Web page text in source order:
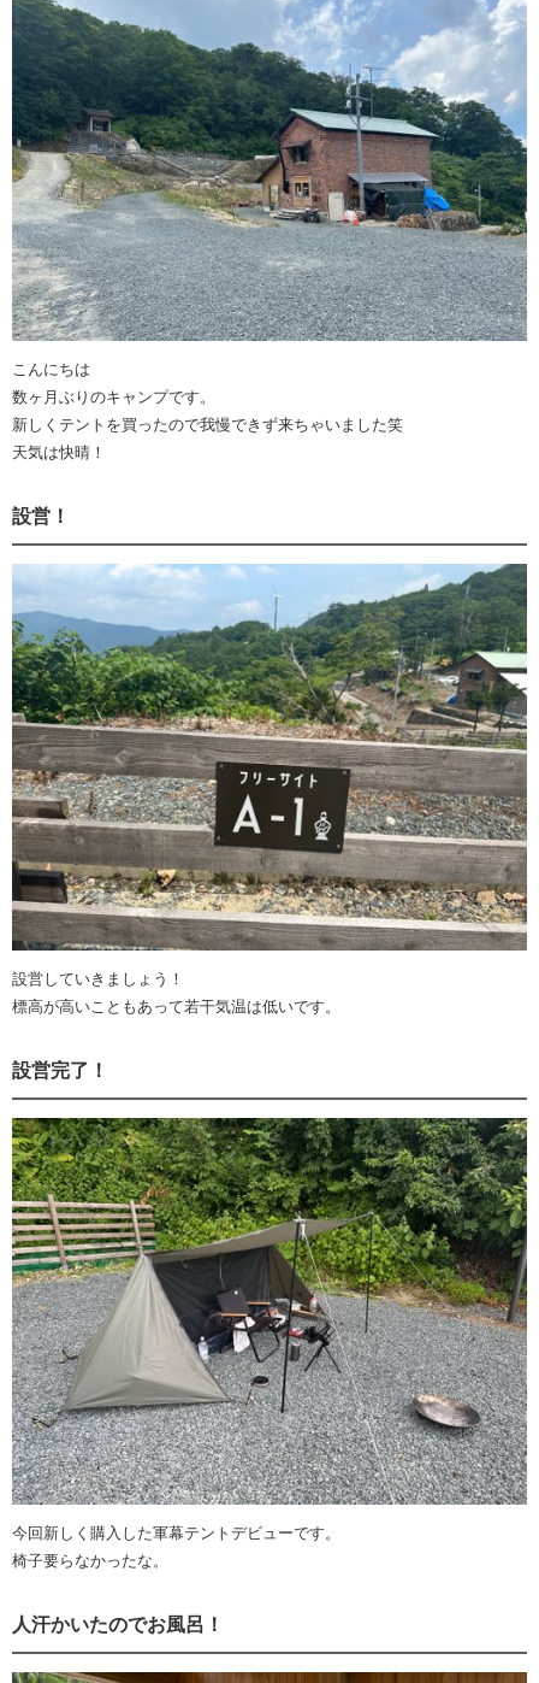
こんにちは
数ヶ月ぶりのキャンプです。
新しくテントを買ったので我慢できず来ちゃいました笑
天気は快晴！
設営！
設営していきましょう！
標高が高いこともあって若干気温は低いです。
設営完了！
今回新しく購入した軍幕テントデビューです。
椅子要らなかったな。
人汗かいたのでお風呂！